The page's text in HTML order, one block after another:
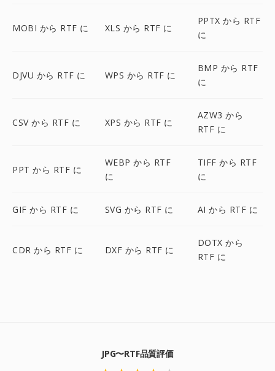
MOBI から RTF に XLS から RTF に
PPTX から RTF
に
DJVU から RTF に WPS から RTF に
BMP から RTF
に
CSV から RTF に XPS から RTF に
AZW3 から
RTF に
PPT から RTF に
WEBP から RTF
に
TIFF から RTF
に
GIF から RTF に SVG から RTF に AI から RTF に
CDR から RTF に DXF から RTF に
DOTX から
RTF に
JPG〜RTF品質評価